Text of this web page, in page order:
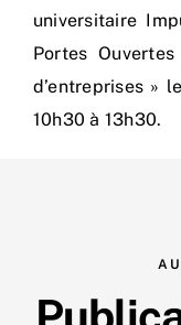
universitaire
Portes
d’entreprises »
10h30 à 13h30.